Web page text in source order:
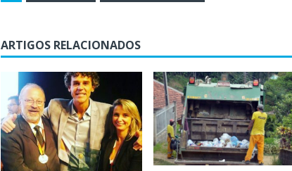
ARTIGOS RELACIONADOS